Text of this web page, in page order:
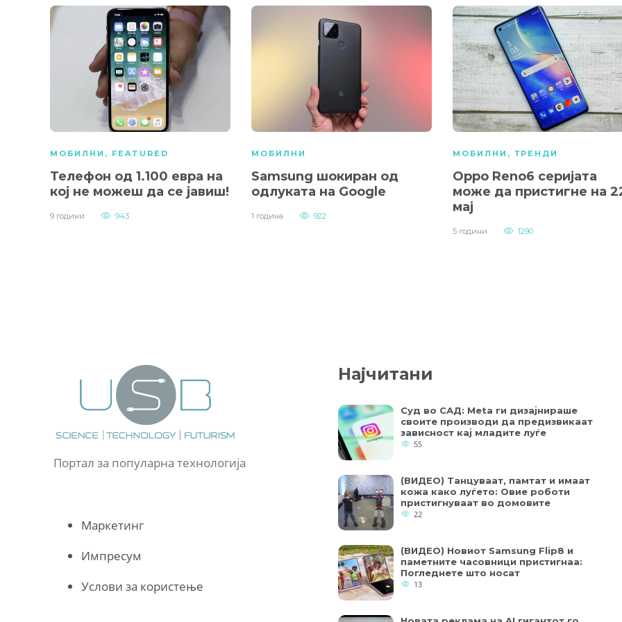
МОБИЛНИ , FEATURED
Телефон од 1.100 евра на
кој не можеш да се јавиш!
9 години 943
МОБИЛНИ
Samsung шокиран од
одлуката на Google
1 година 922
МОБИЛНИ , ТРЕНДИ
Oppo Reno6 серијата
може да пристигне на
мај
5 години 1290
Портал за популарна технологија
Маркетинг
Импресум
Услови за користење
Најчитани
Суд во САД: Meta ги дизајнираше
своите производи да предизвикаат
зависност кај младите луѓе
55
(ВИДЕО) Танцуваат, памтат и имаат
кожа како луѓето: Овие роботи
пристигнуваат во домовите
22
(ВИДЕО) Новиот Samsung Flip8 и
паметните часовници пристигнаа:
Погледнете што носат
13